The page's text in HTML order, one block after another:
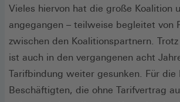
Fenster)
Vieles hiervon hat die große Koalition
angegangen – teilweise begleitet von
zwischen den Koalitionspartnern.
ist auch in den vergangenen acht
Tarifbindung weiter gesunken. Für die
Beschäftigten, die ohne Tarifvertrag